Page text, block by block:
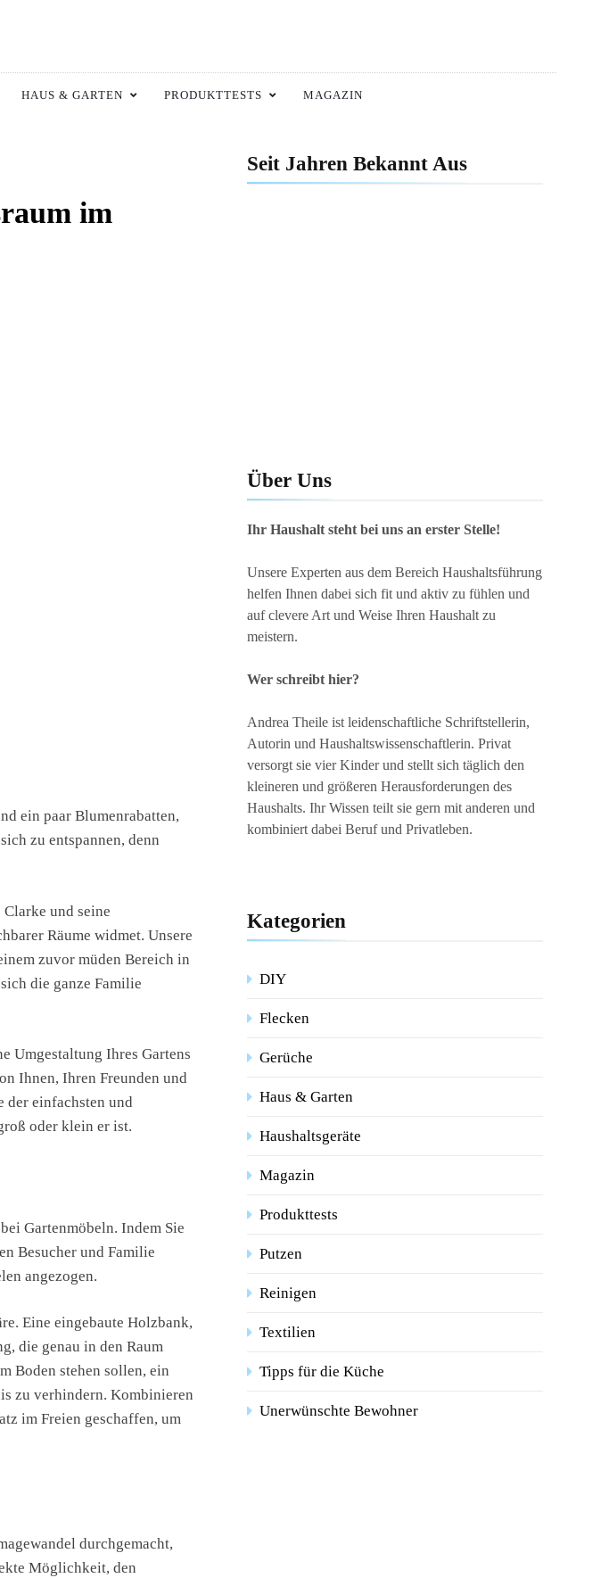
HAUS & GARTEN PRODUKTTESTS MAGAZIN
im
ein paar Blumenrabatten,
zu entspannen, denn
und seine
Räume widmet. Unsere
zuvor müden Bereich in
die ganze Familie
Umgestaltung Ihres Gartens
Ihnen, Ihren Freunden und
einfachsten und
oder klein er ist.
Gartenmöbeln. Indem Sie
Besucher und Familie
angezogen.
Eine eingebaute Holzbank,
die genau in den Raum
Boden stehen sollen, ein
zu verhindern. Kombinieren
im Freien geschaffen, um
durchgemacht,
Möglichkeit, den
Seit Jahren Bekannt Aus
Über Uns
Ihr Haushalt steht bei uns an erster Stelle!
Unsere Experten aus dem Bereich Haushaltsführung
helfen Ihnen dabei sich fit und aktiv zu fühlen und
auf clevere Art und Weise Ihren Haushalt zu
meistern.
Wer schreibt hier?
Andrea Theile ist leidenschaftliche Schriftstellerin,
Autorin und Haushaltswissenschaftlerin. Privat
versorgt sie vier Kinder und stellt sich täglich den
kleineren und größeren Herausforderungen des
Haushalts. Ihr Wissen teilt sie gern mit anderen und
kombiniert dabei Beruf und Privatleben.
Kategorien
DIY
Flecken
Gerüche
Haus & Garten
Haushaltsgeräte
Magazin
Produkttests
Putzen
Reinigen
Textilien
Tipps für die Küche
Unerwünschte Bewohner